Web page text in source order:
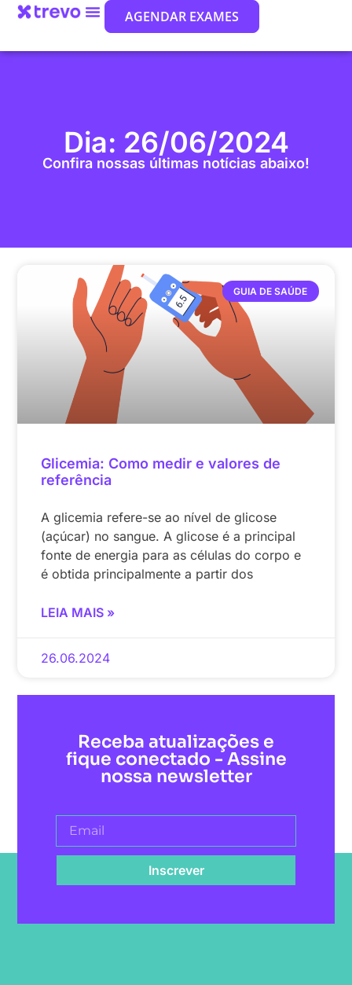
AGENDAR EXAMES
Dia: 26/06/2024
Confira nossas últimas notícias abaixo!
GUIA DE SAÚDE
Glicemia: Como medir e valores de
referência
A glicemia refere-se ao nível de glicose
(açúcar) no sangue. A glicose é a principal
fonte de energia para as células do corpo e
é obtida principalmente a partir dos
LEIA MAIS »
26.06.2024
Receba atualizações e
fique conectado - Assine
nossa newsletter
Inscrever